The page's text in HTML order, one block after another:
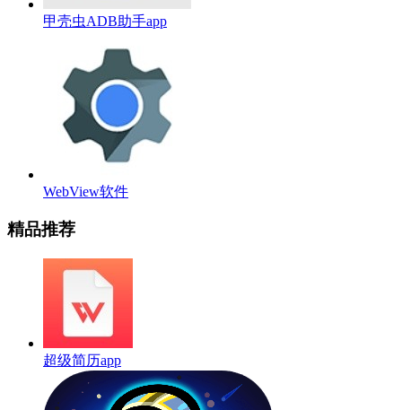
甲壳虫ADB助手app
WebView软件
精品推荐
超级简历app